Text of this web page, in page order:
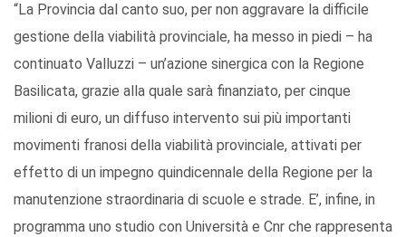
“La Provincia dal canto suo, per non aggravare la difficile
gestione della viabilità provinciale, ha messo in piedi – ha
continuato Valluzzi – un’azione sinergica con la Regione
Basilicata, grazie alla quale sarà finanziato, per cinque
milioni di euro, un diffuso intervento sui più importanti
movimenti franosi della viabilità provinciale, attivati per
effetto di un impegno quindicennale della Regione per la
manutenzione straordinaria di scuole e strade. E’, infine, in
programma uno studio con Università e Cnr che rappresenta